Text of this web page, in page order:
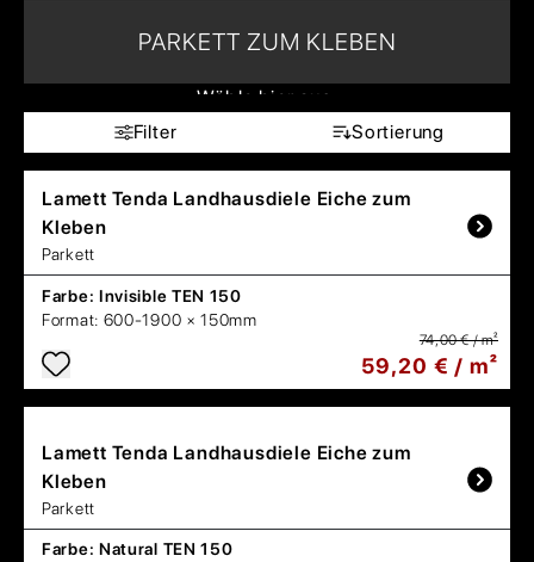
PARKETT ZUM KLEBEN
Wähle hier aus:
Filter
Sortierung
Lamett Tenda Landhausdiele Eiche zum
Kleben
Parkett
Farbe: Invisible TEN 150
Format: 600-1900 × 150mm
74,00 € / m²
59,20 € / m²
Lamett Tenda Landhausdiele Eiche zum
Kleben
Parkett
Farbe: Natural TEN 150